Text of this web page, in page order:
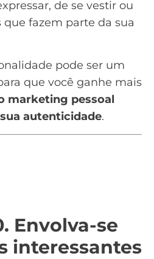
de se vestir ou
fazem parte da sua
pode ser um
que você ganhe mais
marketing pessoal
autenticidade.
Envolva-se
interessantes